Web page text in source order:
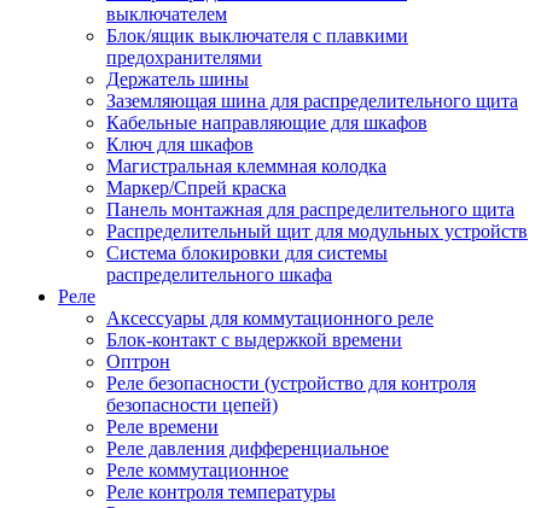
выключателем
Блок/ящик выключателя с плавкими
предохранителями
Держатель шины
Заземляющая шина для распределительного щита
Кабельные направляющие для шкафов
Ключ для шкафов
Магистральная клеммная колодка
Маркер/Спрей краска
Панель монтажная для распределительного щита
Распределительный щит для модульных устройств
Система блокировки для системы
распределительного шкафа
Реле
Аксессуары для коммутационного реле
Блок-контакт с выдержкой времени
Оптрон
Реле безопасности (устройство для контроля
безопасности цепей)
Реле времени
Реле давления дифференциальное
Реле коммутационное
Реле контроля температуры